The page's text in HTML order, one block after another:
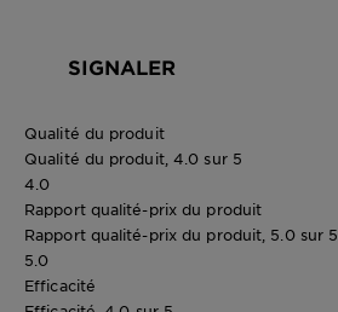
SIGNALER
Qualité du produit
Qualité du produit, 4.0 sur 5
4.0
Rapport qualité-prix du produit
Rapport qualité-prix du produit, 5.0 sur 5
5.0
Efficacité